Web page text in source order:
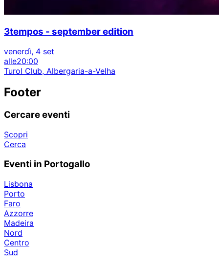
3tempos - september edition
venerdì, 4 set
alle20:00
Turol Club, Albergaria-a-Velha
Footer
Cercare eventi
Scopri
Cerca
Eventi in Portogallo
Lisbona
Porto
Faro
Azzorre
Madeira
Nord
Centro
Sud